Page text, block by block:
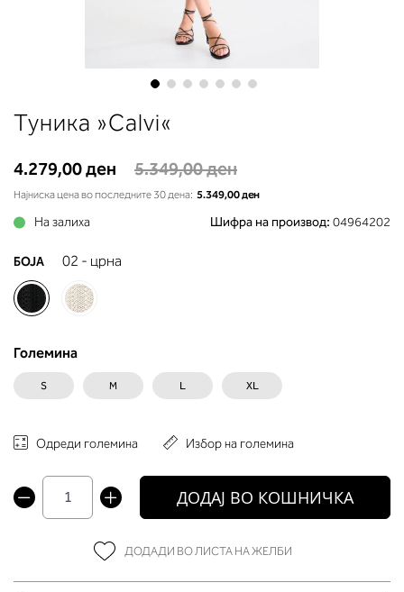
to
beginning
the
images
Туника »Calvi«
4.279,00 ден 5.349,00 ден
Најниска цена во последните 30 дена: 5.349,00 ден
На залиха Шифра на производ: 04964202
БОЈА 02 - црна
Големина
S M L XL
Одреди големина Избор на големина
ДОДАЈ ВО КОШНИЧКА
ДОДАДИ ВО ЛИСТА НА ЖЕЛБИ
до вдлабнатината помеѓу
Во делот 2 ќе прочитате која
длабочина на корпата одговара
вашето мерење (А, Б...) -
во колоната што сте ја